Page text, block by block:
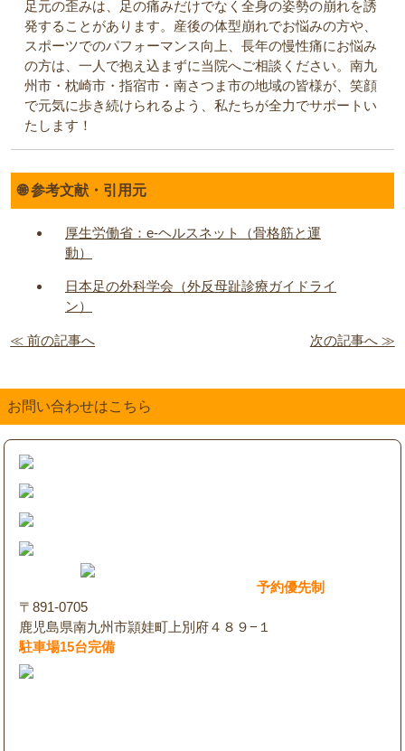
足元の歪みは、足の痛みだけでなく全身の姿勢の崩れを誘
発することがあります。産後の体型崩れでお悩みの方や、
スポーツでのパフォーマンス向上、長年の慢性痛にお悩み
の方は、一人で抱え込まずに当院へご相談ください。南九
州市・枕崎市・指宿市・南さつま市の地域の皆様が、笑顔
で元気に歩き続けられるよう、私たちが全力でサポートい
たします！
🌐 参考文献・引用元
厚生労働省：e-ヘルスネット（骨格筋と運
動）
日本足の外科学会（外反母趾診療ガイドライ
ン）
≪ 前の記事へ 次の記事へ ≫
お問い合わせはこちら
予約優先制
〒891-0705
鹿児島県南九州市頴娃町上別府４８９−１
駐車場15台完備